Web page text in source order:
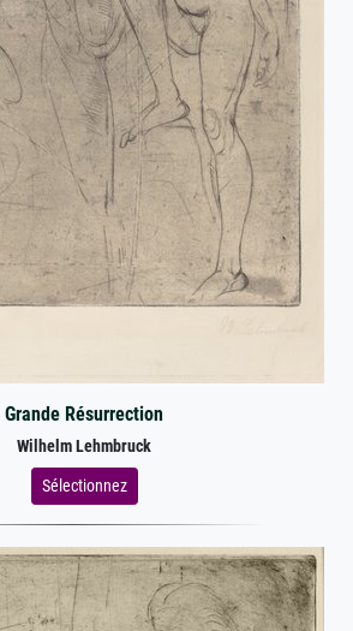
Grande Résurrection
Wilhelm Lehmbruck
Sélectionnez